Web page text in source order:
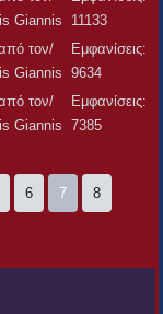
Giannis
11133
τον/
Giannis
Εμφανίσεις:
9634
τον/
Giannis
Εμφανίσεις:
7385
6 7 8